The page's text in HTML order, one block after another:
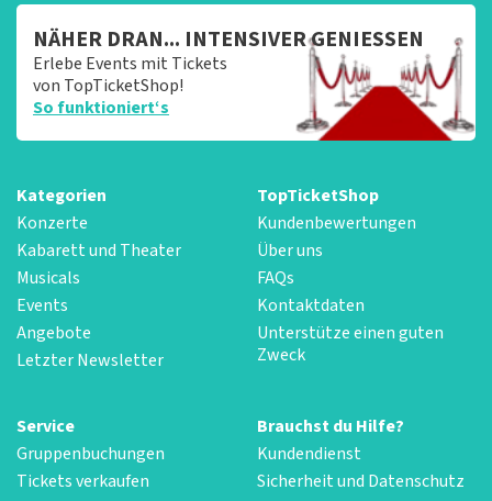
NÄHER DRAN... INTENSIVER GENIESSEN
Erlebe Events mit Tickets
von TopTicketShop!
So funktioniert‘s
Kategorien
Konzerte
Kabarett und Theater
Musicals
Events
Angebote
Letzter Newsletter
TopTicketShop
Kundenbewertungen
Über uns
FAQs
Kontaktdaten
Unterstütze einen guten
Zweck
Service
Gruppenbuchungen
Tickets verkaufen
Brauchst du Hilfe?
Kundendienst
Sicherheit und Datenschutz